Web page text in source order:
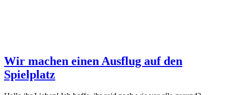
Wir machen einen Ausflug auf den
Spielplatz